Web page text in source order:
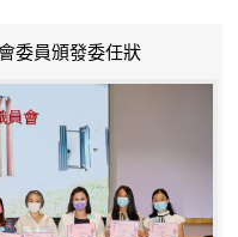
委員頒發委任狀